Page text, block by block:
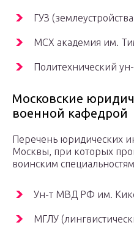
ГУЗ
МСХ академия им.
Политехнический ун-
Московские
военной кафедрой
Перечень юридических
Москвы, при которых
воинским
Ун-т МВД РФ им.
МГЛУ